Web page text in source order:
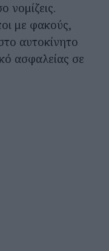
νομίζεις.
με φακούς,
αυτοκίνητο
ασφαλείας σε